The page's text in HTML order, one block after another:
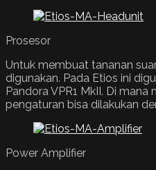
Prosesor
Untuk membuat tananan
digunakan. Pada Etios ini
Pandora VPR1 MkII. Di mana
pengaturan bisa dilakukan
Power Amplifier